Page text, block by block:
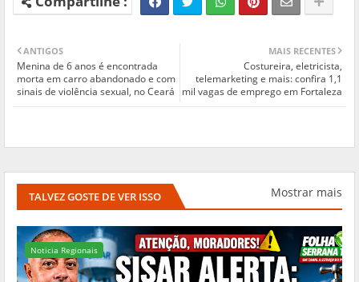
MAIS RECENTES
Costureira, eletricista,
telemarketing e mais: confira 1,1
mil vagas de emprego em Fortaleza
ANTIGOS
Menina de 6 anos é encontrada
morta em carro abandonado e com
sinais de violência sexual, no Ceará
TALVEZ GOSTE DE VER ISSO Mostrar mais
Noticia Regionais